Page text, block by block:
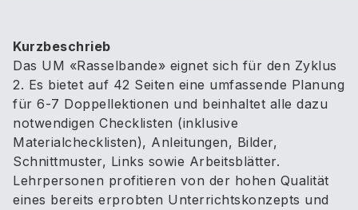
Kurzbeschrieb
Das UM «Rasselbande» eignet sich für den Zyklus
2. Es bietet auf 42 Seiten eine umfassende Planung
für 6-7 Doppellektionen und beinhaltet alle dazu
notwendigen Checklisten (inklusive
Materialchecklisten), Anleitungen, Bilder,
Schnittmuster, Links sowie Arbeitsblätter.
Lehrpersonen profitieren von der hohen Qualität
eines bereits erprobten Unterrichtskonzepts und